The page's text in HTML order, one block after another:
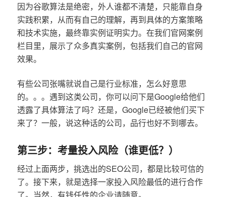
因为谷歌算法是绝密，外人谁都不清楚，只能靠自身
实践积累，从而有自己的理解，再到具体的方案策略
和技术实施，最终靠实例证明实力。在我们官网案例
栏目里，展示了众多真实案例，包括我们自己的官网
效果。
有些公司张嘴就说自己是行业标准，怎么好意思
的。。。遇到这类公司，你可以问下是Google给他们
透露了具体算法了吗？还是，Google已经被他们买下
来了？一般，说这种话的公司，品行也好不到哪去。
第三步：考量投入风险（谁更低？）
经过上面两步，挑选出的SEO公司，都是比较可信的
了。接下来，就是选择一家投入风险最低的进行合作